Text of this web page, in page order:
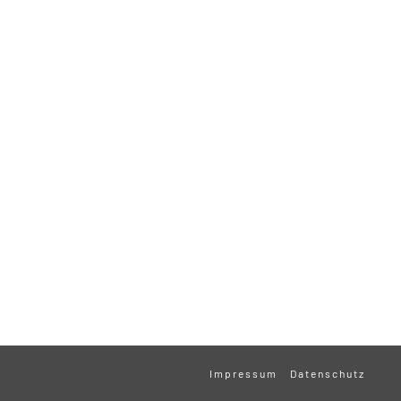
Impressum Datenschutz